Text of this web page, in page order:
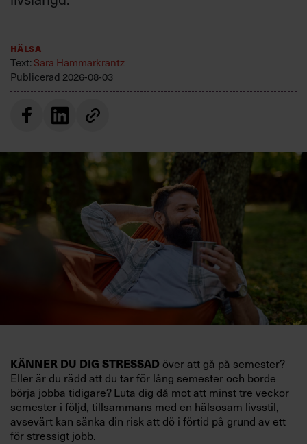
Hälsa
Text: Sara Hammarkrantz
Publicerad 2026-08-03
KÄNNER DU DIG STRESSAD över att gå på semester?
Eller är du rädd att du tar för lång semester och borde
börja jobba tidigare? Luta dig då mot att minst tre veckor
semester i följd, tillsammans med en hälsosam livsstil,
avsevärt kan sänka din risk att dö i förtid på grund av ett
för stressigt jobb.